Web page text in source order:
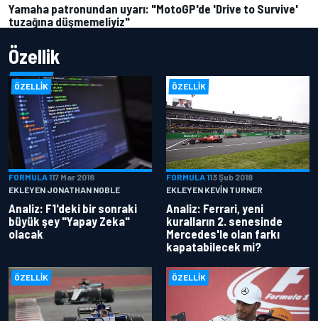
Yamaha patronundan uyarı: "MotoGP'de 'Drive to Survive'
tuzağına düşmemeliyiz"
Özellik
ÖZELLIK
FORMULA 117 Mar 2018
EKLEYEN JONATHAN NOBLE
Analiz: F1'deki bir sonraki
büyük şey "Yapay Zeka"
olacak
ÖZELLIK
FORMULA 113 Şub 2018
EKLEYEN KEVIN TURNER
Analiz: Ferrari, yeni
kuralların 2. senesinde
Mercedes'le olan farkı
kapatabilecek mi?
ÖZELLIK ÖZELLIK